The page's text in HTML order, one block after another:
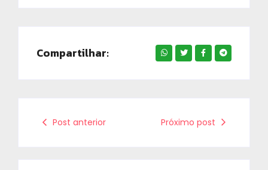
Compartilhar:
Post anterior Próximo post